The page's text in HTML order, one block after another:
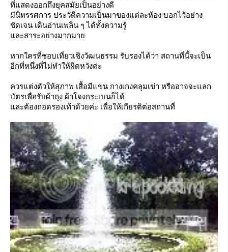
ที่แสดงออกถึงยุคสมัยเป็นอย่างดี
มีนิทรรศการ ประวัติความเป็นมาของแต่ละห้อง บอกไว้อย่าง
ชัดเจน เดินอ่านเพลิน ๆ ได้ทั้งความรู้
ละสาระอย่างมากมา
หากใครที่ชอบเที่ยวเชิงวัฒนธรรม รับรองได้ว่า สถานที่นี้จะเป็น
อีกที่หนึ่งที่ไม่ทำให้ผิดหวังค่ะ
ควรแต่งตัวให้สุภาพ เสื้อมีแขน กางเกงคลุมเข่า หรืออาจจะแลก
บัตรเพื่อรับผ้าถุง ผ้าโจงกระเบนก็ได้
ละต้องถอดรองเท้าด้วยค่ะ เพื่อให้เกียรติต่อสถานที่